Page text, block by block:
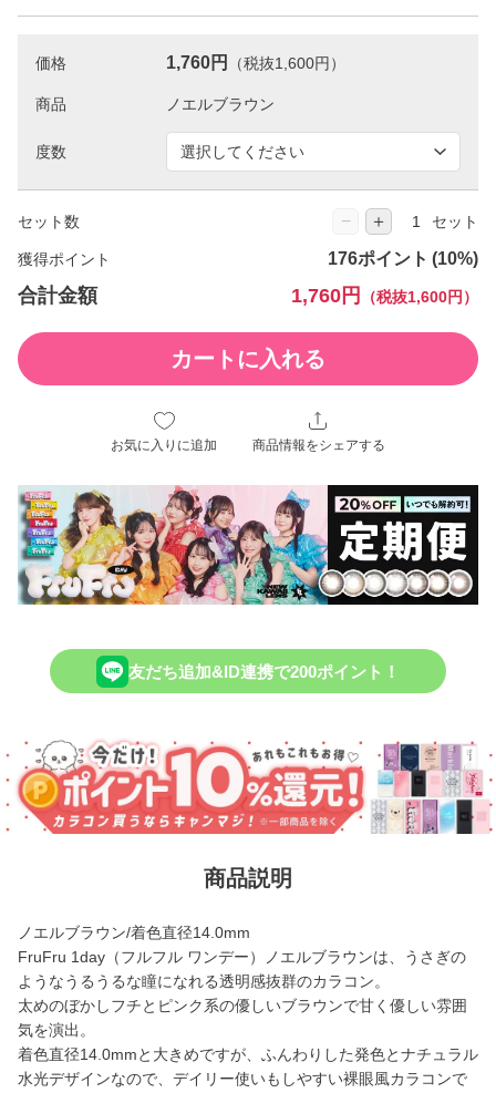
価格 1,760円 （税抜1,600円）
商品
度数
セット数 − ＋ セット
獲得ポイント 176ポイント
合計金額 1,760円 （税抜1,600円）
カートに入れる
お気に入りに追加 商品情報をシェアする
友だち追加&ID連携で200ポイント！
商品説明
ノエルブラウン/着色直径14.0mm
FruFru 1day（フルフル ワンデー）ノエルブラウンは、うさぎの
ようなうるうるな瞳になれる透明感抜群のカラコン。
太めのぼかしフチとピンク系の優しいブラウンで甘く優しい雰囲
気を演出。
着色直径14.0mmと大きめですが、ふんわりした発色とナチュラル
水光デザインなので、デイリー使いもしやすい裸眼風カラコンで